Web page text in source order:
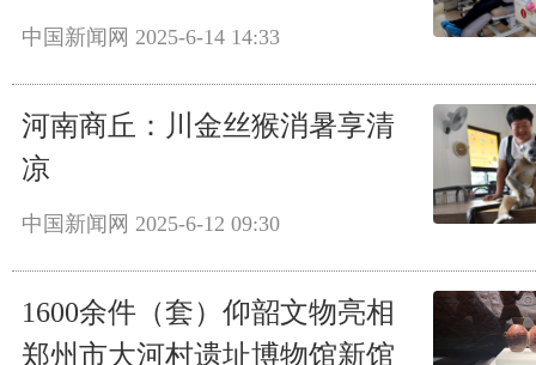
中国新闻网 2025-6-14 14:33
河南商丘：川金丝猴消暑享清
凉
中国新闻网 2025-6-12 09:30
1600余件（套）仰韶文物亮相
郑州市大河村遗址博物馆新馆